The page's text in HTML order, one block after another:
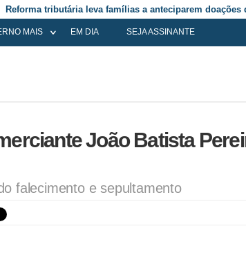
Reforma tributária leva famílias a anteciparem
MAIS EM DIA SEJA ASSINANTE
João Batista
falecimento e sepultamento